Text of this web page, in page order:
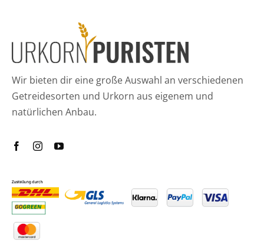
Wir bieten dir eine große Auswahl an verschiedenen
Getreidesorten und Urkorn aus eigenem und
natürlichen Anbau.